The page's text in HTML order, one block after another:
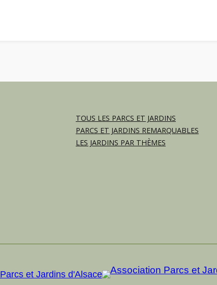
TOUS LES PARCS ET JARDINS
PARCS ET JARDINS REMARQUABLES
LES JARDINS PAR THÈMES
Parcs et Jardins d'Alsace